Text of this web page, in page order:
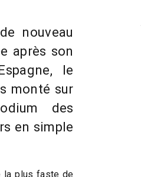
nouveau
après son
le
monté sur
des
en simple
la plus faste de